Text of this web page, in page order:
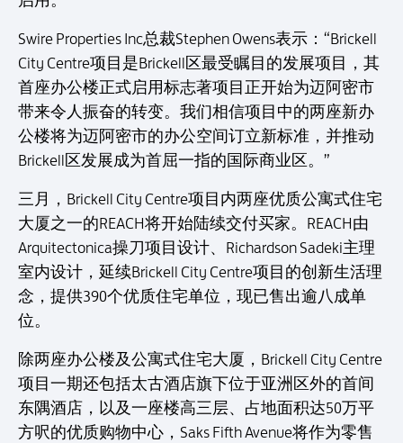
Swire Properties Inc总裁Stephen Owens表示：“Brickell
City Centre项目是Brickell区最受瞩目的发展项目，其
首座办公楼正式启用标志著项目正开始为迈阿密市
带来令人振奋的转变。我们相信项目中的两座新办
公楼将为迈阿密市的办公空间订立新标准，并推动
Brickell区发展成为首屈一指的国际商业区。”
三月，Brickell City Centre项目内两座优质公寓式住宅
大厦之一的REACH将开始陆续交付买家。REACH由
Arquitectonica操刀项目设计、Richardson Sadeki主理
室内设计，延续Brickell City Centre项目的创新生活理
念，提供390个优质住宅单位，现已售出逾八成单
位。
除两座办公楼及公寓式住宅大厦，Brickell City Centre
项目一期还包括太古酒店旗下位于亚洲区外的首间
东隅酒店，以及一座楼高三层、占地面积达50万平
方呎的优质购物中心，Saks Fifth Avenue将作为零售